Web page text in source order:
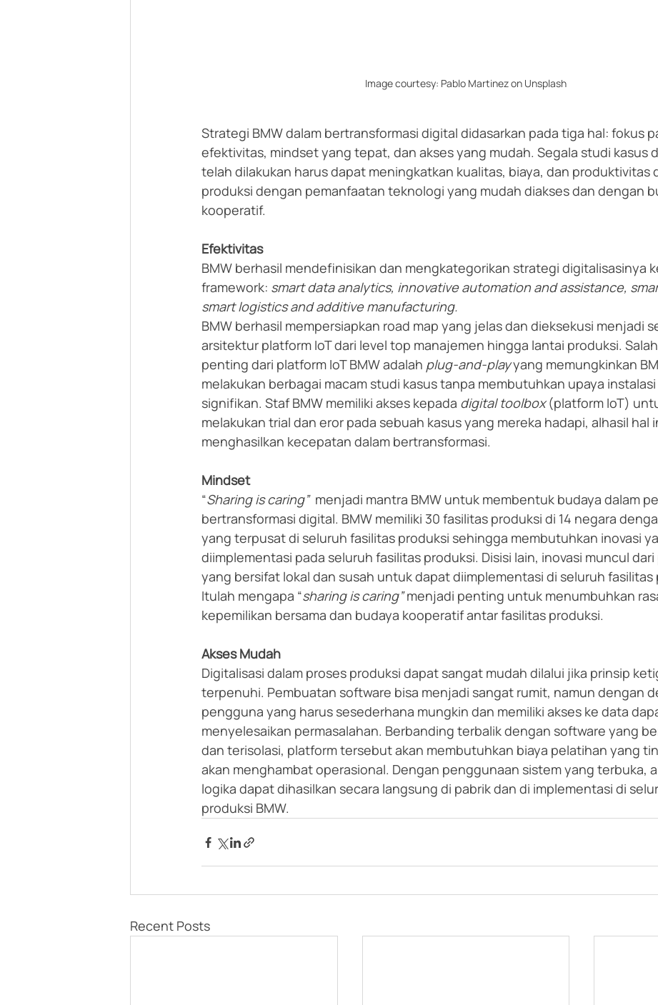
Image courtesy: Pablo Martinez on Unsplash
Strategi BMW dalam bertransformasi digital didasarkan pada tiga hal: fokus
efektivitas, mindset yang tepat, dan akses yang mudah. Segala studi kasus
telah dilakukan harus dapat meningkatkan kualitas, biaya, dan produktivitas
produksi dengan pemanfaatan teknologi yang mudah diakses dan dengan
kooperatif.
Efektivitas
BMW berhasil mendefinisikan dan mengkategorikan strategi digitalisasinya
framework: smart data analytics, innovative automation and assistance,
smart logistics and additive manufacturing.
BMW berhasil mempersiapkan road map yang jelas dan dieksekusi menjadi
arsitektur platform IoT dari level top manajemen hingga lantai produksi.
penting dari platform IoT BMW adalah plug-and-play yang memungkinkan
melakukan berbagai macam studi kasus tanpa membutuhkan upaya
signifikan. Staf BMW memiliki akses kepada digital toolbox (platform IoT)
melakukan trial dan eror pada sebuah kasus yang mereka hadapi, alhasil hal
menghasilkan kecepatan dalam bertransformasi.
Mindset
“Sharing is caring” menjadi mantra BMW untuk membentuk budaya dalam
bertransformasi digital. BMW memiliki 30 fasilitas produksi di 14 negara
yang terpusat di seluruh fasilitas produksi sehingga membutuhkan inovasi
diimplementasi pada seluruh fasilitas produksi. Disisi lain, inovasi muncul dari
yang bersifat lokal dan susah untuk dapat diimplementasi di seluruh fasilitas
Itulah mengapa “sharing is caring” menjadi penting untuk menumbuhkan
kepemilikan bersama dan budaya kooperatif antar fasilitas produksi.
Akses Mudah
Digitalisasi dalam proses produksi dapat sangat mudah dilalui jika prinsip
terpenuhi. Pembuatan software bisa menjadi sangat rumit, namun dengan
pengguna yang harus sesederhana mungkin dan memiliki akses ke data
menyelesaikan permasalahan. Berbanding terbalik dengan software yang
dan terisolasi, platform tersebut akan membutuhkan biaya pelatihan yang
akan menghambat operasional. Dengan penggunaan sistem yang terbuka,
logika dapat dihasilkan secara langsung di pabrik dan di implementasi di
produksi BMW.
Recent Posts